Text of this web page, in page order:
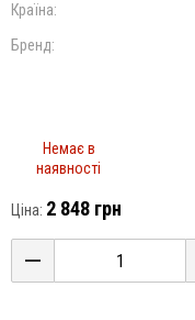
Країна:
Бренд:
Немає в
наявності
Ціна: 2 848 грн